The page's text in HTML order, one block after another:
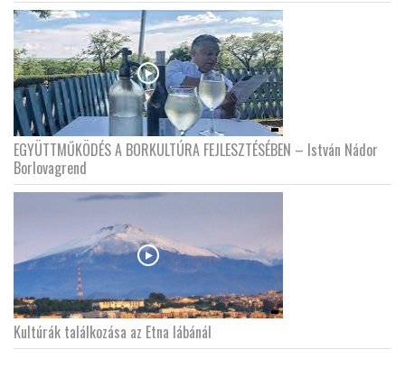
EGYÜTTMŰKÖDÉS A BORKULTÚRA FEJLESZTÉSÉBEN – István Nádor
Borlovagrend
Kultúrák találkozása az Etna lábánál